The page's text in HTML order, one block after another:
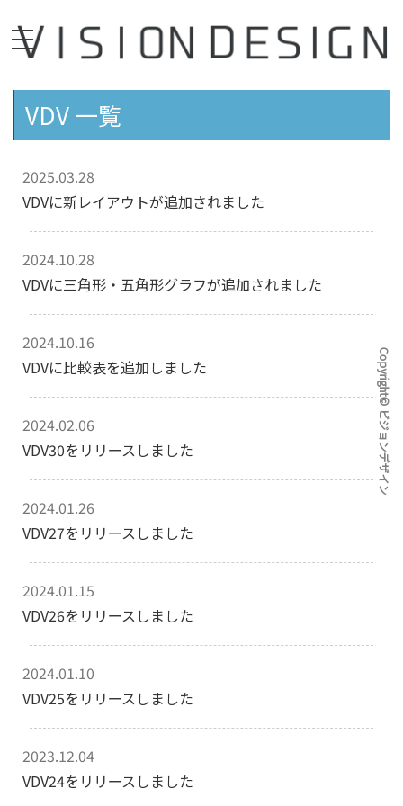
VDV 一覧
2025.03.28
VDVに新レイアウトが追加されました
2024.10.28
VDVに三角形・五角形グラフが追加されました
2024.10.16
VDVに比較表を追加しました
2024.02.06
VDV30をリリースしました
2024.01.26
VDV27をリリースしました
2024.01.15
VDV26をリリースしました
2024.01.10
VDV25をリリースしました
2023.12.04
VDV24をリリースしました
Copyright© ビジョンデザイン